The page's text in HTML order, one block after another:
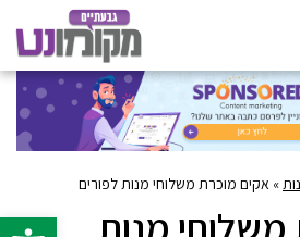
פתח
» אקים מוכרת משלוחי מנות לפורים